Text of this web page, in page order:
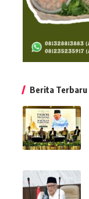
Berita Terbaru